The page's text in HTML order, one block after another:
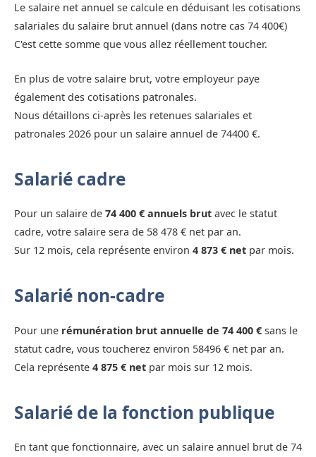
Le salaire net annuel se calcule en déduisant les cotisations
salariales du salaire brut annuel (dans notre cas 74 400€)
C'est cette somme que vous allez réellement toucher.
En plus de votre salaire brut, votre employeur paye
également des cotisations patronales.
Nous détaillons ci-après les retenues salariales et
patronales 2026 pour un salaire annuel de 74400 €.
Salarié cadre
Pour un salaire de 74 400 € annuels brut avec le statut
cadre, votre salaire sera de 58 478 € net par an.
Sur 12 mois, cela représente environ 4 873 € net par mois.
Salarié non-cadre
Pour une rémunération brut annuelle de 74 400 € sans le
statut cadre, vous toucherez environ 58496 € net par an.
Cela représente 4 875 € net par mois sur 12 mois.
Salarié de la fonction publique
En tant que fonctionnaire, avec un salaire annuel brut de 74